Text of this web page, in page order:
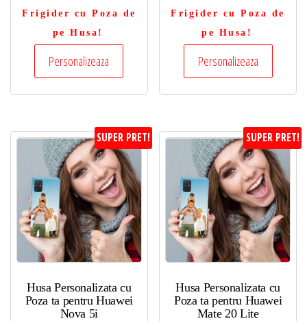
Frigider cu Poza de
pe Husa!
Personalizeaza
Frigider cu Poza de
pe Husa!
Personalizeaza
SUPER PRET!
Husa Personalizata cu
Poza ta pentru Huawei
Nova 5i
SUPER PRET!
Husa Personalizata cu
Poza ta pentru Huawei
Mate 20 Lite